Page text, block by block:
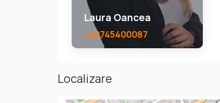
Laura Oancea
+40745400087
Localizare